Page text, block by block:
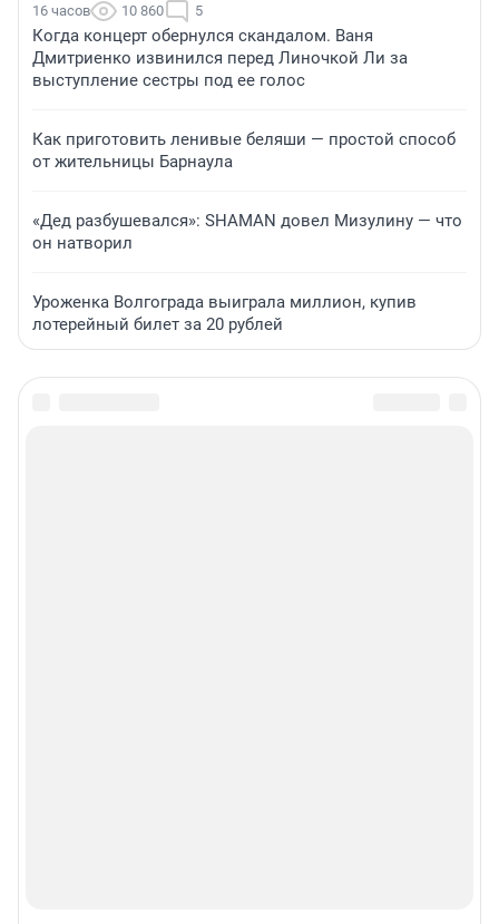
16 часов 10 860 5
Когда концерт обернулся скандалом. Ваня
Дмитриенко извинился перед Линочкой Ли за
выступление сестры под ее голос
Как приготовить ленивые беляши — простой способ
от жительницы Барнаула
«Дед разбушевался»: SHAMAN довел Мизулину — что
он натворил
Уроженка Волгограда выиграла миллион, купив
лотерейный билет за 20 рублей